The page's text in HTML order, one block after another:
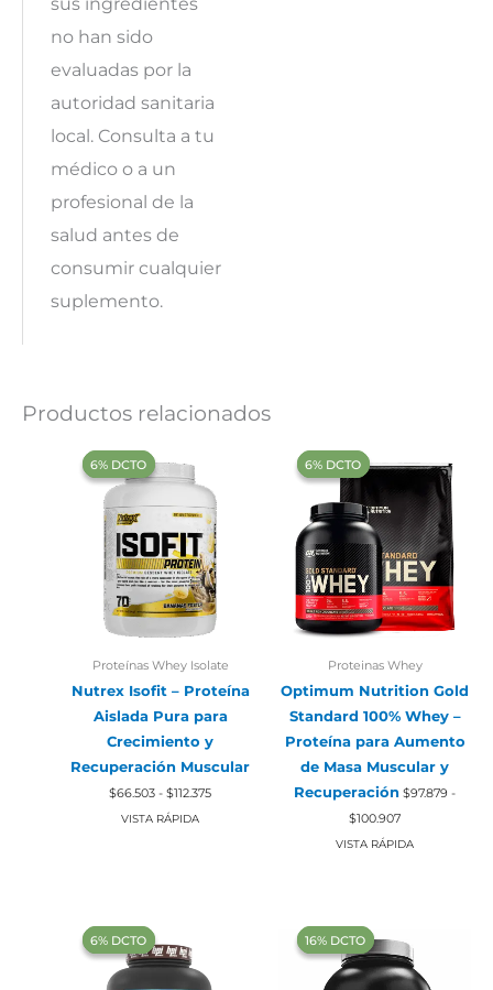
no han sido
evaluadas por la
autoridad sanitaria
local. Consulta a tu
médico o a un
profesional de la
salud antes de
consumir cualquier
suplemento.
Productos relacionados
‍6% DCTO‍‍
‍6% DCTO‍‍
Proteínas Whey Isolate
Nutrex Isofit – Proteína
Aislada Pura para
Crecimiento y
Recuperación Muscular
$66.503 - $112.375Rango
VISTA RÁPIDA
‍6% DCTO‍‍
‍6% DCTO‍‍
Proteinas Whey
Optimum Nutrition Gold
Standard 100% Whey –
Proteína para Aumento
de Masa Muscular y
Recuperación $97.879 -
$100.907Rango
precios:
VISTA RÁPIDA
‍6% DCTO‍‍
‍6% DCTO‍‍ ‍16% DCTO‍‍
‍16% DCTO‍‍